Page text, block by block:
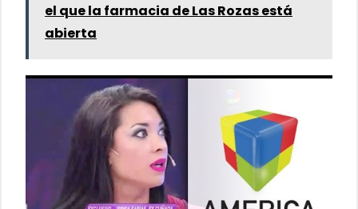
el que la farmacia de Las Rozas está
abierta